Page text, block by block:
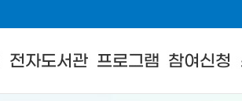
전자도서관 프로그램 참여신청